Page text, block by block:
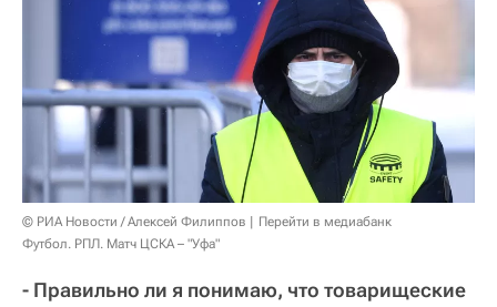
© РИА Новости / Алексей Филиппов
Перейти в медиабанк
Футбол. РПЛ. Матч ЦСКА – "Уфа"
- Правильно ли я понимаю, что товарищеские